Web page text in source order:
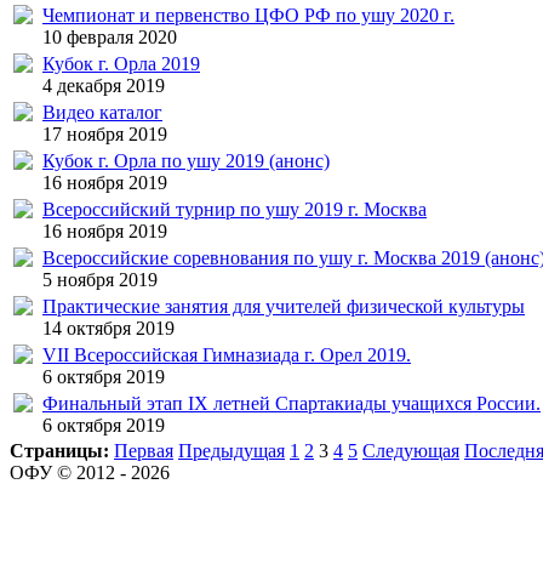
Чемпионат и первенство ЦФО РФ по ушу 2020 г.
10 февраля 2020
Кубок г. Орла 2019
4 декабря 2019
Видео каталог
17 ноября 2019
Кубок г. Орла по ушу 2019 (анонс)
16 ноября 2019
Всероссийский турнир по ушу 2019 г. Москва
16 ноября 2019
Всероссийские соревнования по ушу г. Москва 2019
5 ноября 2019
Практические занятия для учителей физической культуры
14 октября 2019
VII Всероссийская Гимназиада г. Орел 2019.
6 октября 2019
Финальный этап IX летней Спартакиады учащихся России.
6 октября 2019
Страницы: Первая Предыдущая 1 2 3 4 5 Следующая
ОФУ © 2012 - 2026